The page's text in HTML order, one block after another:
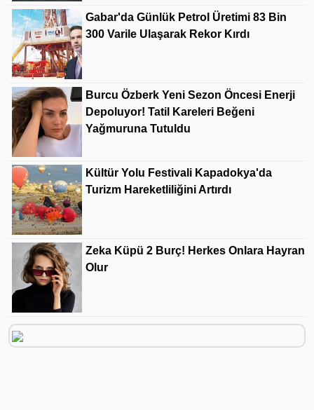
Gabar'da Günlük Petrol Üretimi 83 Bin
300 Varile Ulaşarak Rekor Kırdı
Burcu Özberk Yeni Sezon Öncesi Enerji
Depoluyor! Tatil Kareleri Beğeni
Yağmuruna Tutuldu
Kültür Yolu Festivali Kapadokya'da
Turizm Hareketliliğini Artırdı
Zeka Küpü 2 Burç! Herkes Onlara Hayran
Olur